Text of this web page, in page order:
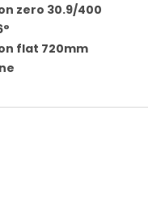
zero 30.9/400
flat 720mm